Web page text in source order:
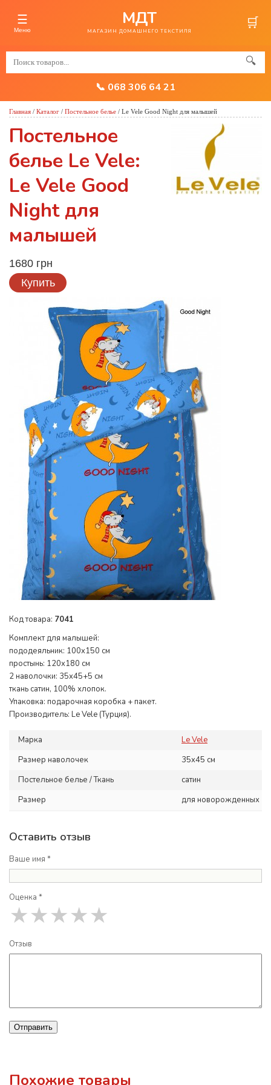
☰
Меню
МДТ
МАГАЗИН ДОМАШНЕГО ТЕКСТИЛЯ 🛒
🔍
📞 068 306 64 21
Главная / Каталог / Постельное белье / Le Vele Good Night для малышей
Постельное
белье Le Vele:
Le Vele Good
Night для
малышей
1680 грн
Купить
Код товара: 7041
Комплект для малышей:
пододеяльник: 100x150 см
простынь: 120x180 см
2 наволочки: 35x45+5 см
ткань сатин, 100% хлопок.
Упаковка: подарочная коробка + пакет.
Производитель: Le Vele (Турция).
Марка
Le Vele
Размер наволочек
35x45 см
Постельное белье / Ткань
сатин
Размер
для новорожденных
Оставить отзыв
Ваше имя *
Оценка *
★
★
★
★
★
Отзыв
Отправить
Похожие товары